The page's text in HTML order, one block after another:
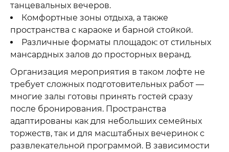
танцевальных вечеров.
Комфортные зоны отдыха, а также
пространства с караоке и барной стойкой.
Различные форматы площадок: от стильных
мансардных залов до просторных веранд.
Организация мероприятия в таком лофте не
требует сложных подготовительных работ —
многие залы готовы принять гостей сразу
после бронирования. Пространства
адаптированы как для небольших семейных
торжеств, так и для масштабных вечеринок с
развлекательной программой. В зависимости